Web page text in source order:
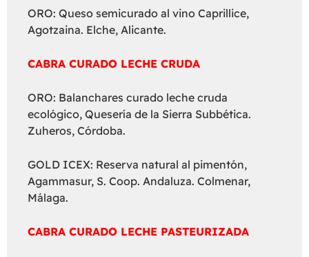
ORO: Queso semicurado al vino Caprillice,
Agotzaina. Elche, Alicante.
CABRA CURADO LECHE CRUDA
ORO: Balanchares curado leche cruda
ecológico, Quesería de la Sierra Subbética.
Zuheros, Córdoba.
GOLD ICEX: Reserva natural al pimentón,
Agammasur, S. Coop. Andaluza. Colmenar,
Málaga.
CABRA CURADO LECHE PASTEURIZADA